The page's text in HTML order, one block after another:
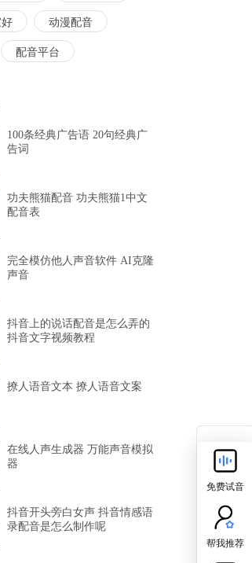
动漫配音
配音平台
100条经典广告语 20句经典广
告词
功夫熊猫配音 功夫熊猫1中文
配音表
完全模仿他人声音软件 AI克隆
声音
抖音上的说话配音是怎么弄的
抖音文字视频教程
撩人语音文本 撩人语音文案
在线人声生成器 万能声音模拟
器
抖音开头旁白女声 抖音情感语
录配音是怎么制作呢
免费试音
帮我推荐